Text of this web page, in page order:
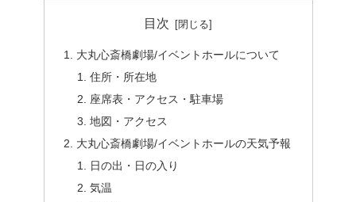
目次
大丸心斎橋劇場/イベントホールについて
住所・所在地
座席表・アクセス・駐車場
地図・アクセス
大丸心斎橋劇場/イベントホールの天気予報
日の出・日の入り
気温